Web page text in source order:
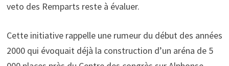
veto des Remparts reste à évaluer.
Cette initiative rappelle une rumeur du début des années
2000 qui évoquait déjà la construction d’un aréna de 5